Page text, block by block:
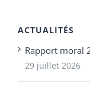
ACTUALITÉS
Rapport moral
29 juillet 2026